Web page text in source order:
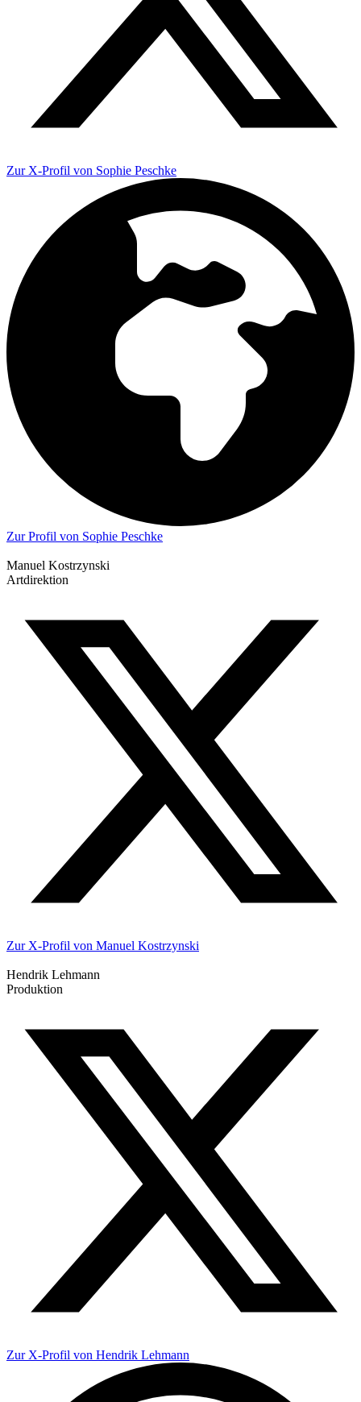
Zur X-Profil von Sophie Peschke
Zur Profil von Sophie Peschke
Manuel Kostrzynski
Artdirektion
Zur X-Profil von Manuel Kostrzynski
Hendrik Lehmann
Produktion
Zur X-Profil von Hendrik Lehmann